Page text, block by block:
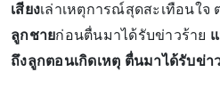
เสียงเล่าเหตุการณ์สุดสะเทือนใจ
ลูกชายก่อนตื่นมาได้รับข่าวร้าย
ถึงลูกตอนเกิดเหตุ ตื่นมาได้รับข่า